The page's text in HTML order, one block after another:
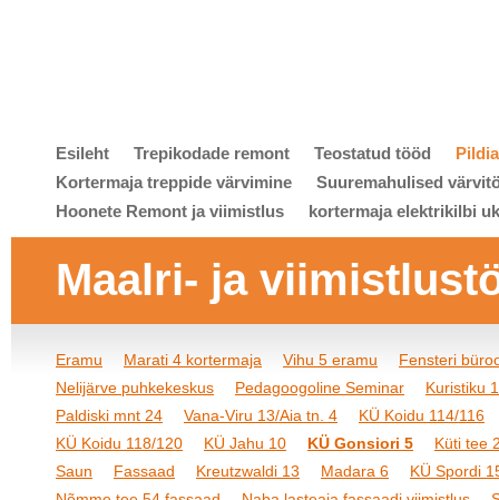
Esileht Trepikodade remont Teostatud tööd
Kortermaja treppide värvimine
Suuremahulised
Hoonete Remont ja viimistlus
kortermaja elektrikilbi
Maalri- ja
Eramu Marati 4 kortermaja Vihu 5 eramu
Fensteri
Nelijärve puhkekeskus
Pedagoogoline Seminar
Kuristiku
Paldiski mnt 24
Vana-Viru 13/Aia tn. 4
KÜ Koidu 114/116
KÜ Koidu 118/120
KÜ Jahu 10 KÜ Gonsiori 5
Küti tee
Saun
Fassaad Kreutzwaldi 13 Madara 6
KÜ Spordi